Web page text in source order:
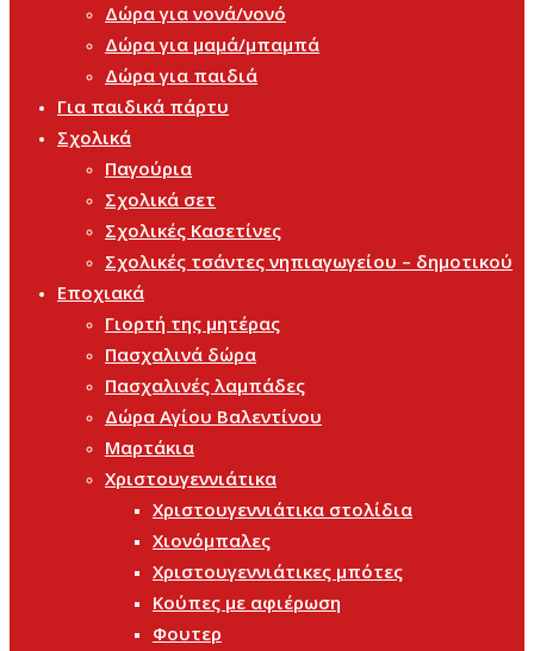
Δώρα για νονά/νονό
Δώρα για μαμά/μπαμπά
Δώρα για παιδιά
Για παιδικά πάρτυ
Σχολικά
Παγούρια
Σχολικά σετ
Σχολικές Κασετίνες
Σχολικές τσάντες νηπιαγωγείου – δημοτικού
Εποχιακά
Γιορτή της μητέρας
Πασχαλινά δώρα
Πασχαλινές λαμπάδες
Δώρα Αγίου Βαλεντίνου
Μαρτάκια
Χριστουγεννιάτικα
Χριστουγεννιάτικα στολίδια
Χιονόμπαλες
Χριστουγεννιάτικες μπότες
Κούπες με αφιέρωση
Φουτερ